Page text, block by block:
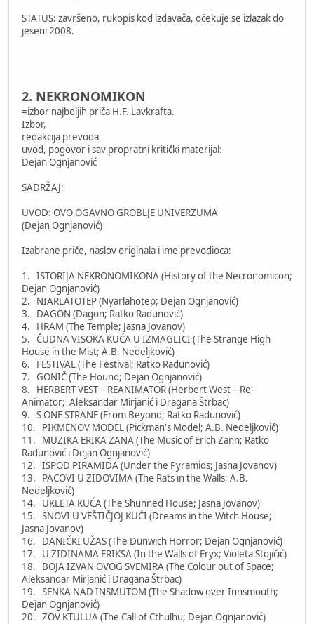
STATUS: završeno, rukopis kod izdavača, očekuje se izlazak do
jeseni 2008.
2. NEKRONOMIKON
=izbor najboljih priča H.F. Lavkrafta.
Izbor,
redakcija prevoda
uvod, pogovor i sav propratni kritički materijal:
Dejan Ognjanović
SADRŽAJ:
UVOD: OVO OGAVNO GROBLJE UNIVERZUMA
(Dejan Ognjanović)
Izabrane priče, naslov originala i ime prevodioca:
1. ISTORIJA NEKRONOMIKONA (History of the Necronomicon;
Dejan Ognjanović)
2. NIARLATOTEP (Nyarlahotep; Dejan Ognjanović)
3. DAGON (Dagon; Ratko Radunović)
4. HRAM (The Temple; Jasna Jovanov)
5. ČUDNA VISOKA KUĆA U IZMAGLICI (The Strange High
House in the Mist; A.B. Nedeljković)
6. FESTIVAL (The Festival; Ratko Radunović)
7. GONIČ (The Hound; Dejan Ognjanović)
8. HERBERT VEST – REANIMATOR (Herbert West – Re-
Animator; Aleksandar Mirjanić i Dragana Štrbac)
9. S ONE STRANE (From Beyond; Ratko Radunović)
10. PIKMENOV MODEL (Pickman's Model; A.B. Nedeljković)
11. MUZIKA ERIKA ZANA (The Music of Erich Zann; Ratko
Radunović i Dejan Ognjanović)
12. ISPOD PIRAMIDA (Under the Pyramids; Jasna Jovanov)
13. PACOVI U ZIDOVIMA (The Rats in the Walls; A.B.
Nedeljković)
14. UKLETA KUĆA (The Shunned House; Jasna Jovanov)
15. SNOVI U VEŠTIČJOJ KUĆI (Dreams in the Witch House;
Jasna Jovanov)
16. DANIČKI UŽAS (The Dunwich Horror; Dejan Ognjanović)
17. U ZIDINAMA ERIKSA (In the Walls of Eryx; Violeta Stojičić)
18. BOJA IZVAN OVOG SVEMIRA (The Colour out of Space;
Aleksandar Mirjanić i Dragana Štrbac)
19. SENKA NAD INSMUTOM (The Shadow over Innsmouth;
Dejan Ognjanović)
20. ZOV KTULUA (The Call of Cthulhu; Dejan Ognjanović)